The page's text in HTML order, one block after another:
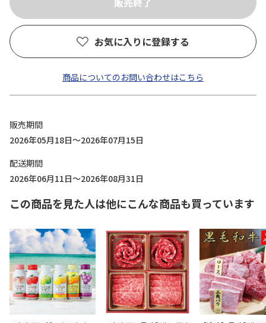
お気に入りに登録する
商品についてのお問い合わせはこちら
販売期間
2026年05月18日～2026年07月15日
配送期間
2026年06月11日～2026年08月31日
この商品を見た人は他にこんな商品も買っています